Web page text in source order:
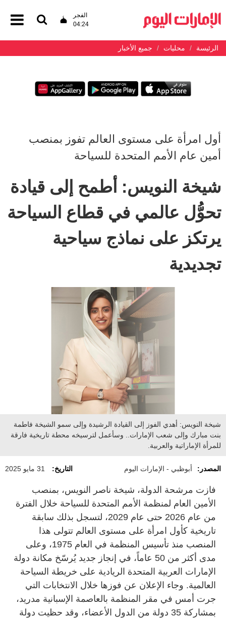
الفجر
04:24
الرئيسة محليات جميع الأخبار
أول امرأة على مستوى العالم تفوز بمنصب
أمين عام الأمم المتحدة للسياحة
شيخة النويس: أطمح إلى قيادة
تحوُّل عالمي في قطاع السياحة
يرتكز على نماذج سياحية
تجديدية
شيخة النويس: أهدي الفوز إلى القيادة الرشيدة وإلى سمو الشيخة فاطمة
بنت مبارك وإلى شعب الإمارات.. وسأعمل لترسيخه محطة تاريخية فارقة
للمرأة الإماراتية والعربية.
المصدر: أبوظبي - الإمارات اليوم التاريخ: 31 مايو 2025
فازت مرشحة الدولة، شيخة ناصر النويس، بمنصب
الأمين العام لمنظمة الأمم المتحدة للسياحة خلال الفترة
من عام 2026 حتى عام 2029، لتسجل بذلك سابقة
تاريخية كأول امرأة على مستوى العالم تتولى هذا
المنصب منذ تأسيس المنظمة في العام 1975، وعلى
مدى أكثر من 50 عاماً، في إنجاز جديد يُرسّخ مكانة دولة
الإمارات العربية المتحدة الريادية على خريطة السياحة
العالمية. وجاء الإعلان عن فوزها خلال الانتخابات التي
جرت أمس في مقر المنظمة بالعاصمة الإسبانية مدريد،
بمشاركة 35 دولة من الدول الأعضاء، وقد حظيت دولة